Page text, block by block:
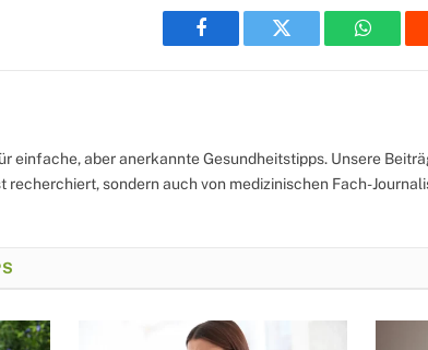
Facebook Twitter
einfache, aber anerkannte Gesundheitstipps. Unsere
recherchiert, sondern auch von medizinischen Fach-